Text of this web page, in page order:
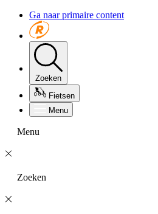
Ga naar primaire content
Zoeken
Fietsen
Menu
Menu
Zoeken